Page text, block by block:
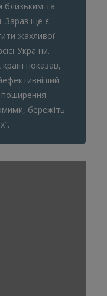
близьким та
Зараз ще є
жахливої
України.
показав,
поширення
бережіть